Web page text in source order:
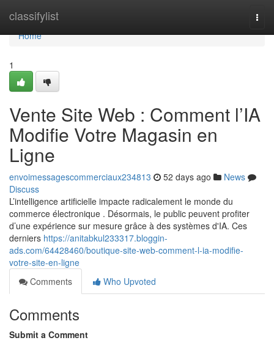
classifylist
Home
Home
1
Vente Site Web : Comment l’IA
Modifie Votre Magasin en
Ligne
envoimessagescommerciaux234813 52 days ago
News
Discuss
L’intelligence artificielle impacte radicalement le monde du
commerce électronique . Désormais, le public peuvent profiter
d’une expérience sur mesure grâce à des systèmes d'IA. Ces
derniers https://anitabkul233317.bloggin-
ads.com/64428460/boutique-site-web-comment-l-ia-modifie-
votre-site-en-ligne
Comments
Who Upvoted
Comments
Submit a Comment